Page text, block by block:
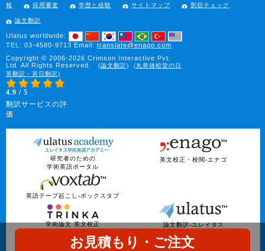
お見積もり・ご注文
報 採用審査 学歴と経験 サイトマップ 剽窃チェック
論文翻訳
Ulatus worldwide:
TEL: 03-4580-9713 Email: translate@enago.com
Copyright © 2006-2026 Crimson Interactive Pvt.
Ltd. All Rights Reserved. (論文翻訳)
(丸善雄松堂の日
英翻訳・英日翻訳)
4.9 / 5
翻訳サービスの評
価
研究者のための
学術英語ポータル
英文校正・校閲-エナゴ
英語テープ起こし-ボックスタブ
学術論文 英文校正 論文翻訳-ユレイタス